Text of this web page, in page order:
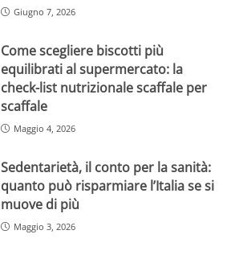
Giugno 7, 2026
Come scegliere biscotti più
equilibrati al supermercato: la
check-list nutrizionale scaffale per
scaffale
Maggio 4, 2026
Sedentarietà, il conto per la sanità:
quanto può risparmiare l’Italia se si
muove di più
Maggio 3, 2026